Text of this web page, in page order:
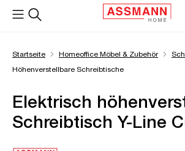
springen
Startseite Homeoffice Möbel & Zubehör
Höhenverstellbare Schreibtische
Elektrisch
Schreibtisch Y-Line